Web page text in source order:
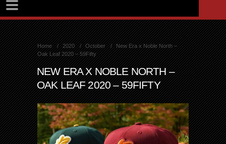
Home 2020 October
New Era x Noble North –
Oak Leaf 2020 – 59Fifty
NEW ERA X NOBLE NORTH –
OAK LEAF 2020 – 59FIFTY